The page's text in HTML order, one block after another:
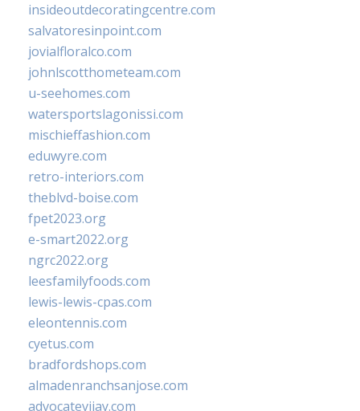
insideoutdecoratingcentre.com
salvatoresinpoint.com
jovialfloralco.com
johnlscotthometeam.com
u-seehomes.com
watersportslagonissi.com
mischieffashion.com
eduwyre.com
retro-interiors.com
theblvd-boise.com
fpet2023.org
e-smart2022.org
ngrc2022.org
leesfamilyfoods.com
lewis-lewis-cpas.com
eleontennis.com
cyetus.com
bradfordshops.com
almadenranchsanjose.com
advocatevijay.com